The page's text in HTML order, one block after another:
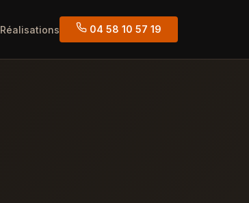
Réalisations 04 58 10 57 19